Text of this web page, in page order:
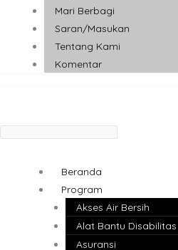
Mari Berbagi
Saran/Masukan
Tentang Kami
Komentar
Beranda
Program
Akses Air Bersih
Alat Bantu Disabilitas
Asuransi